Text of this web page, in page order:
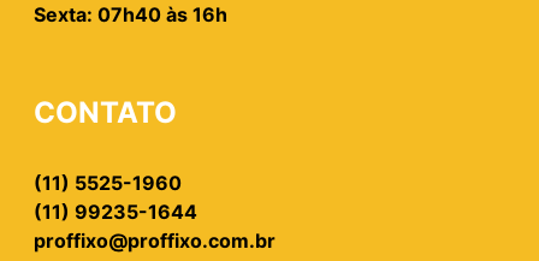
Sexta: 07h40 às 16h
CONTATO
(11) 5525-1960
(11) 99235-1644
proffixo@proffixo.com.br